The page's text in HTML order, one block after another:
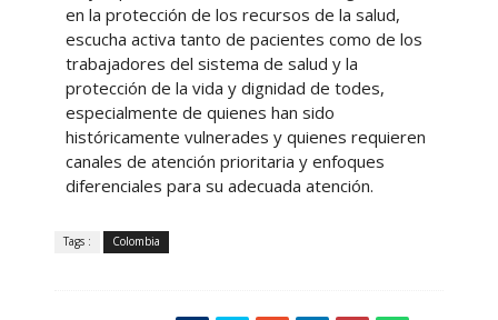
en la protección de los recursos de la salud,
escucha activa tanto de pacientes como de los
trabajadores del sistema de salud y la
protección de la vida y dignidad de todes,
especialmente de quienes han sido
históricamente vulnerades y quienes requieren
canales de atención prioritaria y enfoques
diferenciales para su adecuada atención.
Tags : Colombia